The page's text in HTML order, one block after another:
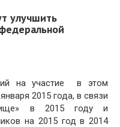
улучшить
на участие в этом
2015 года, в связи
в 2015 году и
на 2015 год в 2014